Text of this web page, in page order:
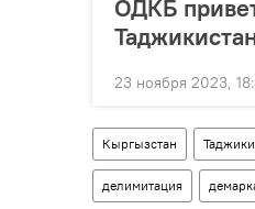
ОДКБ
23 ноября 2023,
Кыргызстан
делимитация